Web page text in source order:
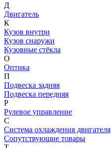
Д
Двигатель
К
Кузов внутри
Кузов снаружи
Кузовные стёкла
О
Оптика
П
Подвеска задняя
Подвеска передняя
Р
Рулевое управление
С
Система охлаждения двигателя
Сопутствующие товары